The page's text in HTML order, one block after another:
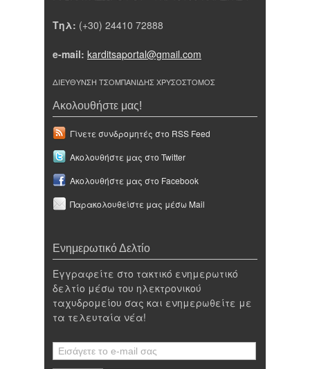
Τηλ: (+30) 24410 72888
e-mail: karditsaportal@gmail.com
ΔΙΕΥΘΥΝΣΗ ΤΣΟΜΠΑΝΙΔΗΣ ΧΡΥΣΟΣΤΟΜΟΣ
Ακολουθήστε μας!
Γίνετε συνδρομητές στο RSS Feed
Ακολουθήστε μας στο Twitter
Ακολουθήστε μας στο Facebook
Παρακολουθείστε μας μέσω Mail
Ενημερωτικό Δελτίο
Εγγραφείτε στο τακτικό ενημερωτικό
δελτίο μέσω του ηλεκτρονικού
ταχυδρομείου σας και ενημερωθείτε με
τα τελευταία νέα!